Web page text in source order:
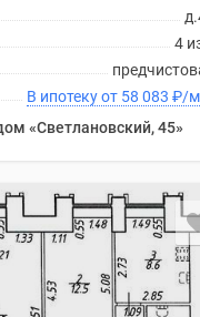
4
В ипотеку от 58 083 ₽/
«Светлановский, 45»